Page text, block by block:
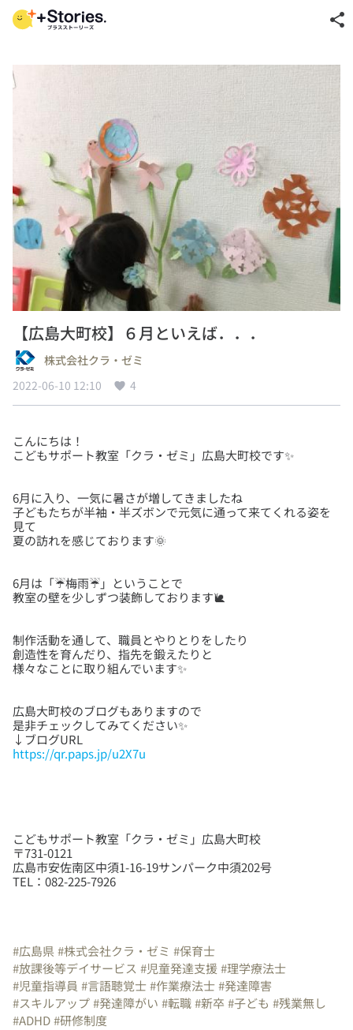
share
【広島大町校】６月といえば．．．
株式会社クラ・ゼミ
2022-06-10 12:10
4
こんにちは！
6月に入り、一気に暑さが増してきましたね
子どもたちが半袖・半ズボンで元気に通って来てくれる姿を
見て
6月は「☔梅雨☔」ということで
制作活動を通して、職員とやりとりをしたり
創造性を育んだり、指先を鍛えたりと
広島大町校のブログもありますので
是非チェックしてみてください✨
https://qr.paps.jp/u2X7u
こどもサポート教室「クラ・ゼミ」広島大町校
〒731-0121
広島市安佐南区中須1-16-19サンパーク中須202号
TEL：082-225-7926
#広島県#株式会社クラ・ゼミ #保育士
#放課後等デイサービス #児童発達支援 #理学療法士
#児童指導員 #言語聴覚士#作業療法士#発達障害
#スキルアップ#発達障がい #転職#新卒 #子ども #残業無し
#ADHD#研修制度